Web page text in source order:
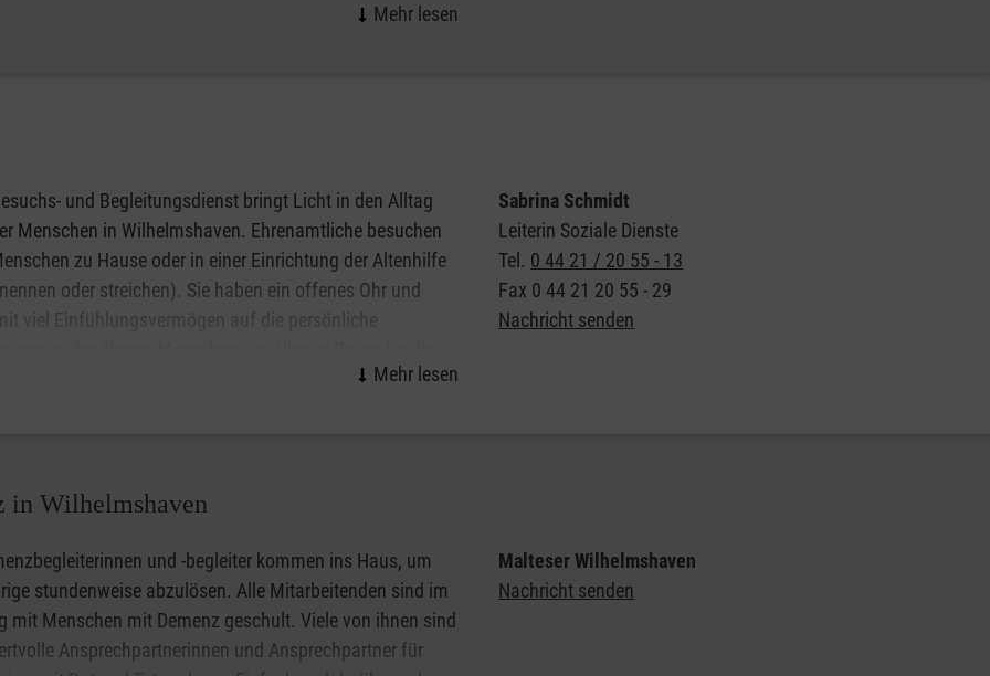
Zeiträume stattfinden:
zu den von uns betreuten Regionen.
und Begleitungsdienst bringt Licht in den Alltag
Menschen in Wilhelmshaven. Ehrenamtliche besuchen
zu Hause oder in einer Einrichtung der Altenhilfe
oder streichen). Sie haben ein offenes Ohr und
viel Einfühlungsvermögen auf die persönliche
Bedürfnisse, für die Lebensgeschichte und das
Sabrina Schmidt
Leiterin Soziale Dienste
Tel. 0 44 21 / 20 55 - 13
Fax 0 44 21 20 55 - 29
Nachricht senden
in Wilhelmshaven
und -begleiter kommen ins Haus, um
stundenweise abzulösen. Alle Mitarbeitenden sind im
mit Menschen mit Demenz geschult. Viele von ihnen sind
Ansprechpartnerinnen und Ansprechpartner für
Malteser Wilhelmshaven
Nachricht senden